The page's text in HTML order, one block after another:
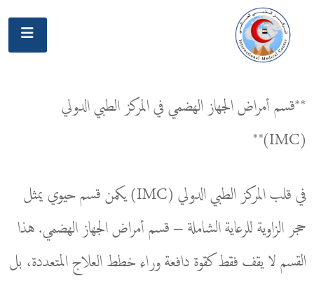
**قسم أمراض الجهاز الهضمي في المركز الطبي الدولي
(IMC)**
في قلب المركز الطبي الدولي (IMC) يكمن قسم حيوي يمثل
حجر الزاوية للرعاية الشاملة – قسم أمراض الجهاز الهضمي. هذا
القسم لا يقف فقط كقوة دافعة وراء خطط العلاج المتعددة، بل